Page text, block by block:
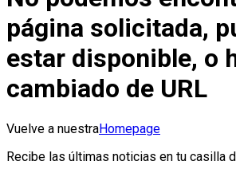
página solicitada,
estar disponible, o
cambiado de URL
Vuelve a nuestraHomepage
Recibe las últimas noticias en tu casilla